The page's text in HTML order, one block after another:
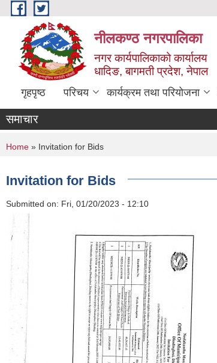
Skip to main content
नीलकण्ठ नगरपालिका
नगर कार्यपालिकाको कार्यालय
धादिङ, बागमती प्रदेश, नेपाल
गृहपृष्ठ परिचय कार्यक्रम तथा परियोजना
समाचार
You are here
Home » Invitation for Bids
Invitation for Bids
Submitted on: Fri, 01/20/2023 - 12:10